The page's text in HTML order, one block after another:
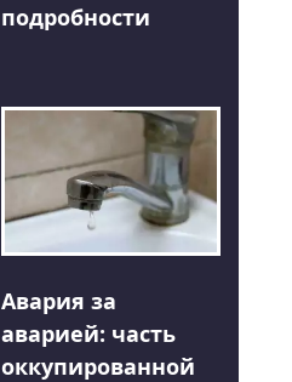
подробности
Авария за
аварией: часть
оккупированной